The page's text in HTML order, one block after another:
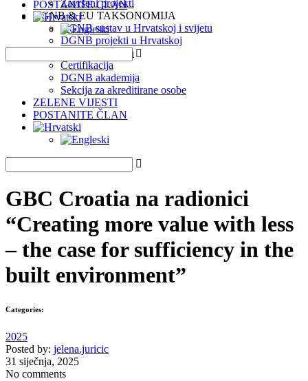
Završeni projekti
DGNB & EU TAKSONOMIJA
DGNB sustav u Hrvatskoj i svijetu
DGNB projekti u Hrvatskoj
EU Taksonomija
Certifikacija
DGNB akademija
Sekcija za akreditirane osobe
ZELENE VIJESTI
POSTANITE ČLAN
POSTANITE ČLAN
GBC Croatia na radionici
“Creating more value with less
– the case for sufficiency in the
built environment”
Categories:
2025
Posted by: jelena.juricic
31 siječnja, 2025
No comments